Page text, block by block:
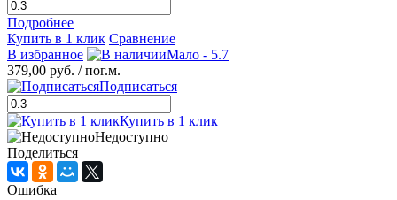
Подробнее
Купить в 1 клик Сравнение
В избранное
Мало - 5.7
379,00 руб. / пог.м.
Подписаться
Купить в 1 клик
Недоступно
Поделиться
Ошибка